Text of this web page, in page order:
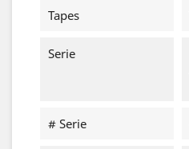
Tapes
Serie
# Serie